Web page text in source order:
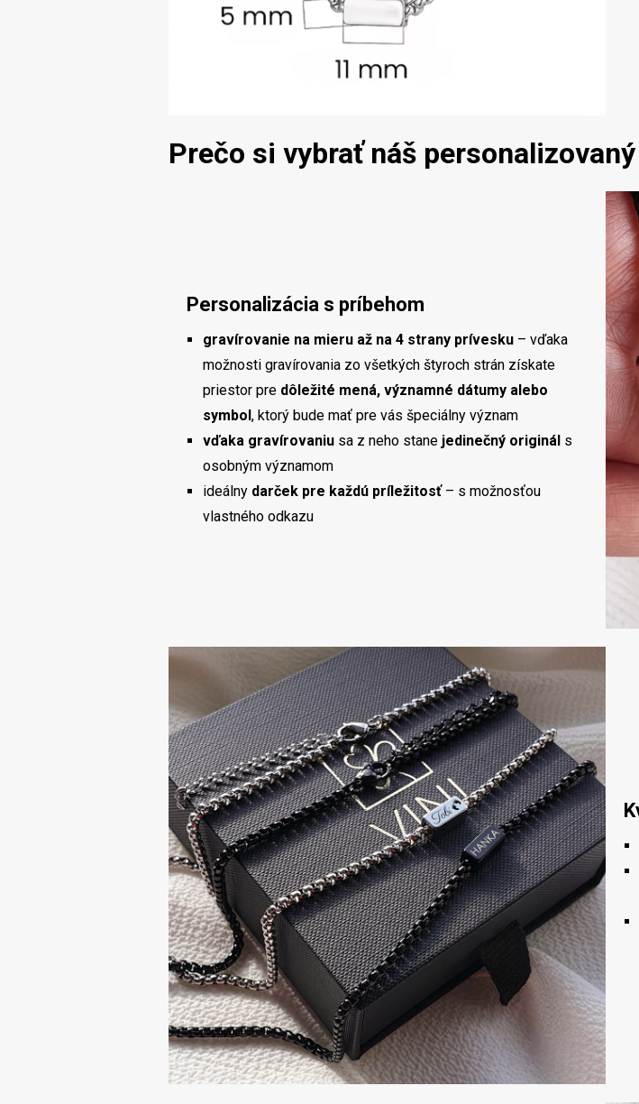
Prečo si vybrať náš
Personalizácia s príbehom
gravírovanie na mieru až na 4 strany prívesku– vďaka
možnosti gravírovania zo všetkých štyroch strán získate
priestor pre dôležité mená, významné dátumy alebo
symbol, ktorý bude mať pre vás špeciálny význam
vďaka gravírovaniusa z neho stane jedinečný origináls
osobným významom
ideálny darček pre každú príležitosť– s možnosťou
vlastného odkazu